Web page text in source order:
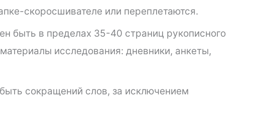
скоросшивателе или переплетаются.
быть в пределах 35-40 страниц рукописного
исследования: дневники, анкеты,
сокращений слов, за исключением